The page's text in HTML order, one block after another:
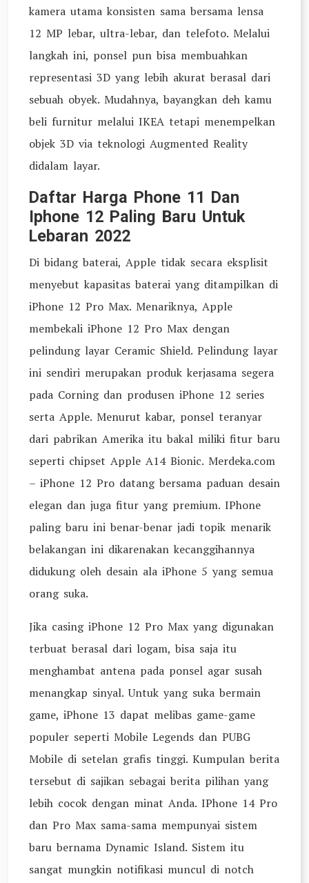
kamera utama konsisten sama bersama lensa
12 MP lebar, ultra-lebar, dan telefoto. Melalui
langkah ini, ponsel pun bisa membuahkan
representasi 3D yang lebih akurat berasal dari
sebuah obyek. Mudahnya, bayangkan deh kamu
beli furnitur melalui IKEA tetapi menempelkan
objek 3D via teknologi Augmented Reality
didalam layar.
Daftar Harga Phone 11 Dan
Iphone 12 Paling Baru Untuk
Lebaran 2022
Di bidang baterai, Apple tidak secara eksplisit
menyebut kapasitas baterai yang ditampilkan di
iPhone 12 Pro Max. Menariknya, Apple
membekali iPhone 12 Pro Max dengan
pelindung layar Ceramic Shield. Pelindung layar
ini sendiri merupakan produk kerjasama segera
pada Corning dan produsen iPhone 12 series
serta Apple. Menurut kabar, ponsel teranyar
dari pabrikan Amerika itu bakal miliki fitur baru
seperti chipset Apple A14 Bionic. Merdeka.com
– iPhone 12 Pro datang bersama paduan desain
elegan dan juga fitur yang premium. IPhone
paling baru ini benar-benar jadi topik menarik
belakangan ini dikarenakan kecanggihannya
didukung oleh desain ala iPhone 5 yang semua
orang suka.
Jika casing iPhone 12 Pro Max yang digunakan
terbuat berasal dari logam, bisa saja itu
menghambat antena pada ponsel agar susah
menangkap sinyal. Untuk yang suka bermain
game, iPhone 13 dapat melibas game-game
populer seperti Mobile Legends dan PUBG
Mobile di setelan grafis tinggi. Kumpulan berita
tersebut di sajikan sebagai berita pilihan yang
lebih cocok dengan minat Anda. IPhone 14 Pro
dan Pro Max sama-sama mempunyai sistem
baru bernama Dynamic Island. Sistem itu
sangat mungkin notifikasi muncul di notch